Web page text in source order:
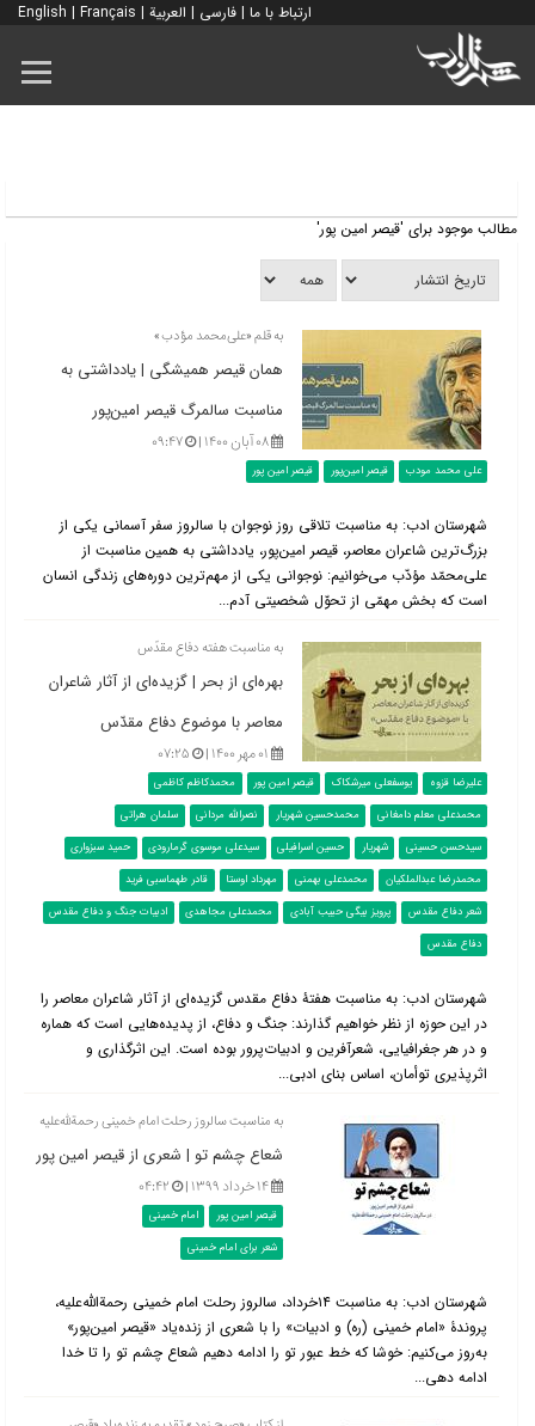
ارتباط با ما | فارسی | العربية |
English | Français
مطالب موجود برای 'قیصر امین پور'
به قلم «علی‌محمد مؤدب»
همان قیصر همیشگی | یادداشتی به
مناسبت سالمرگ قیصر امین‌پور
۰۸ آبان ۱۴۰۰ | ۰۹:۴۷
علی محمد مودب قیصر امین‌پور قیصر امین پور
شهرستان ادب: به مناسبت تلاقی روز نوجوان با سالروز سفر آسمانی یکی از
بزرگ‌ترین شاعران معاصر، قیصر امین‌پور، یادداشتی به همین مناسبت از
علی‌محمّد مؤدّب می‌خوانیم: نوجوانی یکی از مهم‌ترین دوره‌های زندگی انسان
است که بخش مهمّی از تحوّل شخصیتی آدم...
به مناسبت هفته دفاع مقدّس
بهره‌ای از بحر | گزیده‌ای از آثار شاعران
معاصر با موضوع دفاع مقدّس
۰۱ مهر ۱۴۰۰ | ۰۷:۲۵
علیرضا قزوه یوسفعلی میرشکاک قیصر امین پور
محمدکاظم کاظمی
محمدعلی معلم دامغانی
محمدحسین شهریار نصرالله مردانی
سلمان هراتی
سیدحسن حسینی
شهریار حسین اسرافیلی سیدعلی موسوی گرمارودی
حمید سبزواری
محمدرضا عبدالملکیان
محمدعلی بهمنی مهرداد اوستا
قادر طهماسبی فرید
شعر دفاع مقدس
پرویز بیگی حبیب آبادی محمدعلی مجاهدی
ادبیات جنگ و دفاع مقدس
دفاع مقدس
شهرستان ادب: به مناسبت هفتۀ دفاع مقدس گزیده‌ای از آثار شاعران معاصر را
در این حوزه از نظر خواهیم گذارند: جنگ و دفاع، از پدیده‌هایی است که هماره
و در هر جغرافیایی، شعرآفرین و ادبیات‌پرور بوده است. این اثرگذاری و
اثرپذیری توأمان، اساس بنای ادبی...
به مناسبت سالروز رحلت امام خمینی رحمةﷲ‌علیه
شعاع چشم تو | شعری از قیصر امین پور
۱۴ خرداد ۱۳۹۹ | ۰۴:۴۲
قیصر امین پور
امام خمینی
شعر برای امام خمینی
شهرستان ادب: به مناسبت ۱۴خرداد، سالروز رحلت امام خمینی رحمة‌اﷲ‌علیه،
پروندۀ «امام خمینی (ره) و ادبیات» را با شعری از زنده‌یاد «قیصر امین‌پور»
به‌روز می‌کنیم: خوشا که خط عبور تو را ادامه دهیم شعاع چشم تو را تا خدا
ادامه دهی...